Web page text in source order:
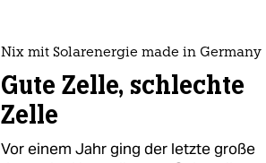
Nix mit Solarenergie made in Germany
Gute Zelle, schlechte
Zelle
Vor einem Jahr ging der letzte große